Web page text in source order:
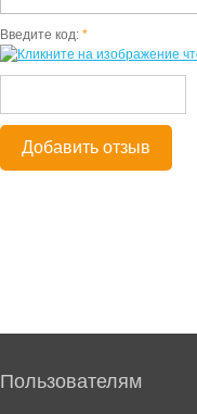
Введите код: *
Добавить отзыв
Пользователям